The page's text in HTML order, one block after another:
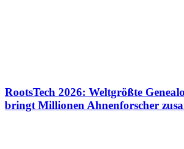
RootsTech 2026: Weltgrößte
bringt Millionen Ahnenforscher